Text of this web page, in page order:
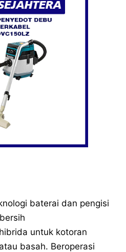
baterai dan pengisi
untuk kotoran
basah. Beroperasi